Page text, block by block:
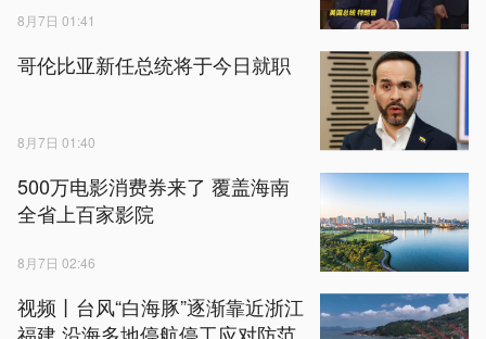
8月7日 01:41
哥伦比亚新任总统将于今日就职
8月7日 01:40
500万电影消费券来了 覆盖海南
全省上百家影院
8月7日 02:46
视频丨台风“白海豚”逐渐靠近浙江